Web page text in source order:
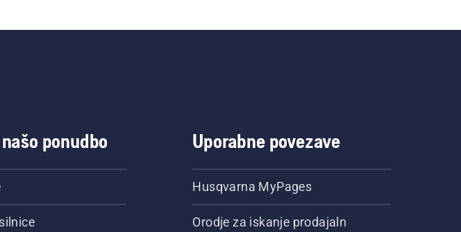
ponudbo Uporabne povezave
Husqvarna MyPages
Orodje za iskanje prodajaln